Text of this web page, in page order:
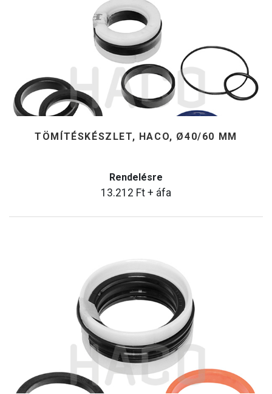
TÖMÍTÉSKÉSZLET, HACO, Ø40/60 MM
Rendelésre
13.212 Ft + áfa